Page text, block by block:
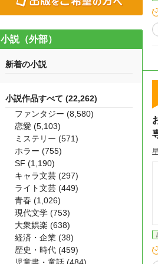
小説（外部）
新着の小説
小説作品すべて (22,262)
ファンタジー (8,580)
恋愛 (5,103)
ミステリー (571)
ホラー (755)
SF (1,190)
キャラ文芸 (297)
ライト文芸 (449)
青春 (1,026)
現代文学 (753)
大衆娯楽 (638)
経済・企業 (38)
歴史・時代 (459)